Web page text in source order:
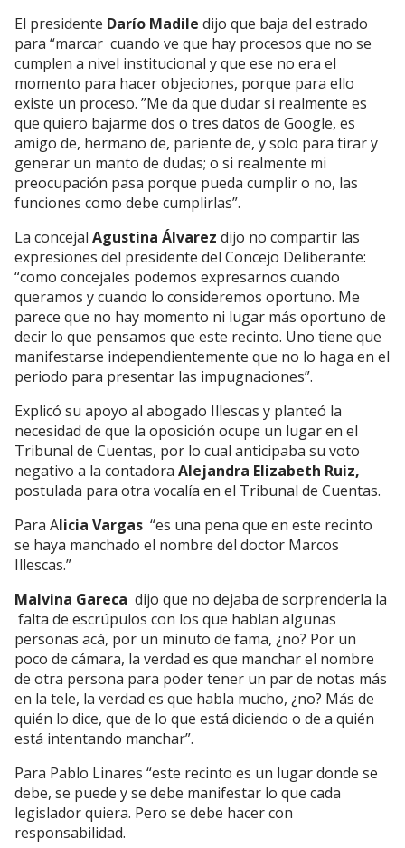
El presidente Darío Madile dijo que baja del estrado
para “marcar cuando ve que hay procesos que no se
cumplen a nivel institucional y que ese no era el
momento para hacer objeciones, porque para ello
existe un proceso. ”Me da que dudar si realmente es
que quiero bajarme dos o tres datos de Google, es
amigo de, hermano de, pariente de, y solo para tirar y
generar un manto de dudas; o si realmente mi
preocupación pasa porque pueda cumplir o no, las
funciones como debe cumplirlas”.
La concejal Agustina Álvarez dijo no compartir las
expresiones del presidente del Concejo Deliberante:
“como concejales podemos expresarnos cuando
queramos y cuando lo consideremos oportuno. Me
parece que no hay momento ni lugar más oportuno de
decir lo que pensamos que este recinto. Uno tiene que
manifestarse independientemente que no lo haga en el
periodo para presentar las impugnaciones”.
Explicó su apoyo al abogado Illescas y planteó la
necesidad de que la oposición ocupe un lugar en el
Tribunal de Cuentas, por lo cual anticipaba su voto
negativo a la contadora Alejandra Elizabeth Ruiz,
postulada para otra vocalía en el Tribunal de Cuentas.
Para Alicia Vargas “es una pena que en este recinto
se haya manchado el nombre del doctor Marcos
Illescas.”
Malvina Gareca dijo que no dejaba de sorprenderla la
falta de escrúpulos con los que hablan algunas
personas acá, por un minuto de fama, ¿no? Por un
poco de cámara, la verdad es que manchar el nombre
de otra persona para poder tener un par de notas más
en la tele, la verdad es que habla mucho, ¿no? Más de
quién lo dice, que de lo que está diciendo o de a quién
está intentando manchar”.
Para Pablo Linares “este recinto es un lugar donde se
debe, se puede y se debe manifestar lo que cada
legislador quiera. Pero se debe hacer con
responsabilidad.